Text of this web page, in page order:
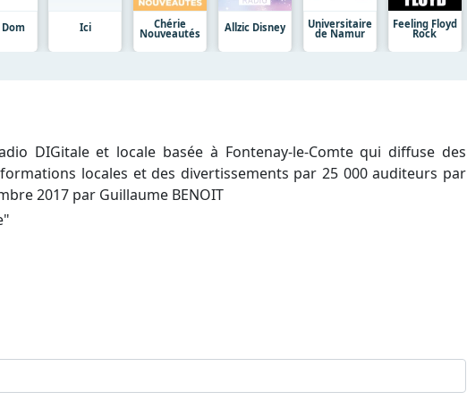
Ici Chérie
Nouveautés Allzic Disney Universitaire
de Namur
Feeling Floyd
Rock
DIGitale et locale basée à Fontenay-le-Comte qui diffuse des
locales et des divertissements par 25 000 auditeurs par
2017 par Guillaume BENOIT
"